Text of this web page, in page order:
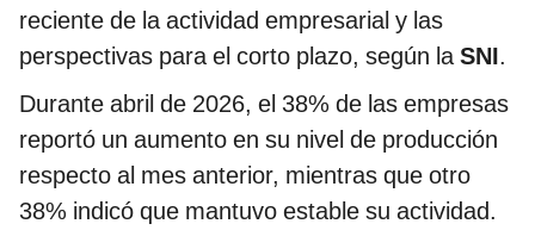
reciente de la actividad empresarial y las
perspectivas para el corto plazo, según laSNI.
Durante abril de 2026, el 38% de las empresas
reportó un aumento en su nivel de producción
respecto al mes anterior, mientras que otro
38% indicó que mantuvo estable su actividad.